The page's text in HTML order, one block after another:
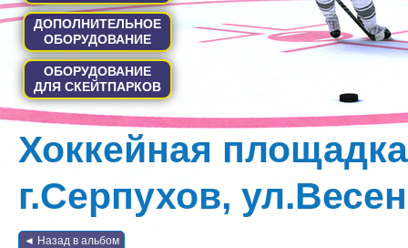
ДОПОЛНИТЕЛЬНОЕ
ОБОРУДОВАНИЕ
ОБОРУДОВАНИЕ
ДЛЯ СКЕЙТПАРКОВ
Хоккейная
г.Серпухов,
◄ Назад в альбом